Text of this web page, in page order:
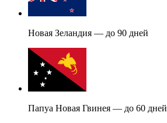
Новая Зеландия — до 90 дней
Папуа Новая Гвинея — до 60 дней